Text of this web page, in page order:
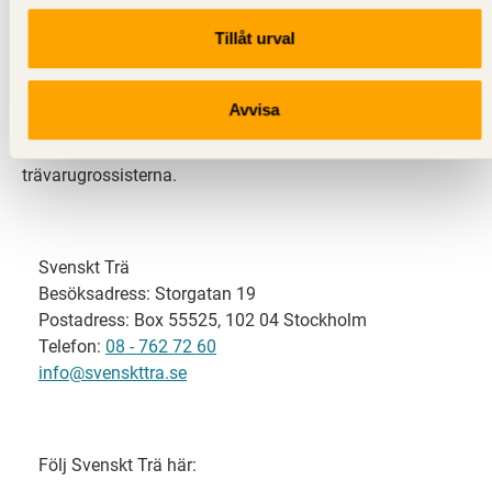
Tillåt urval
Avvisa
Svenskt Trä representerar svensk sågverksindustri
och är en del av branschorganisationen
svensk limträ-, KL-trä- och förpackningsindustri samt
trävarugrossisterna.
Svenskt Trä
Besöksadress: Storgatan 19
Postadress: Box 55525, 102 04 Stockholm
Telefon: 08 - 762 72 60
info@svenskttra.se
Följ Svenskt Trä här: